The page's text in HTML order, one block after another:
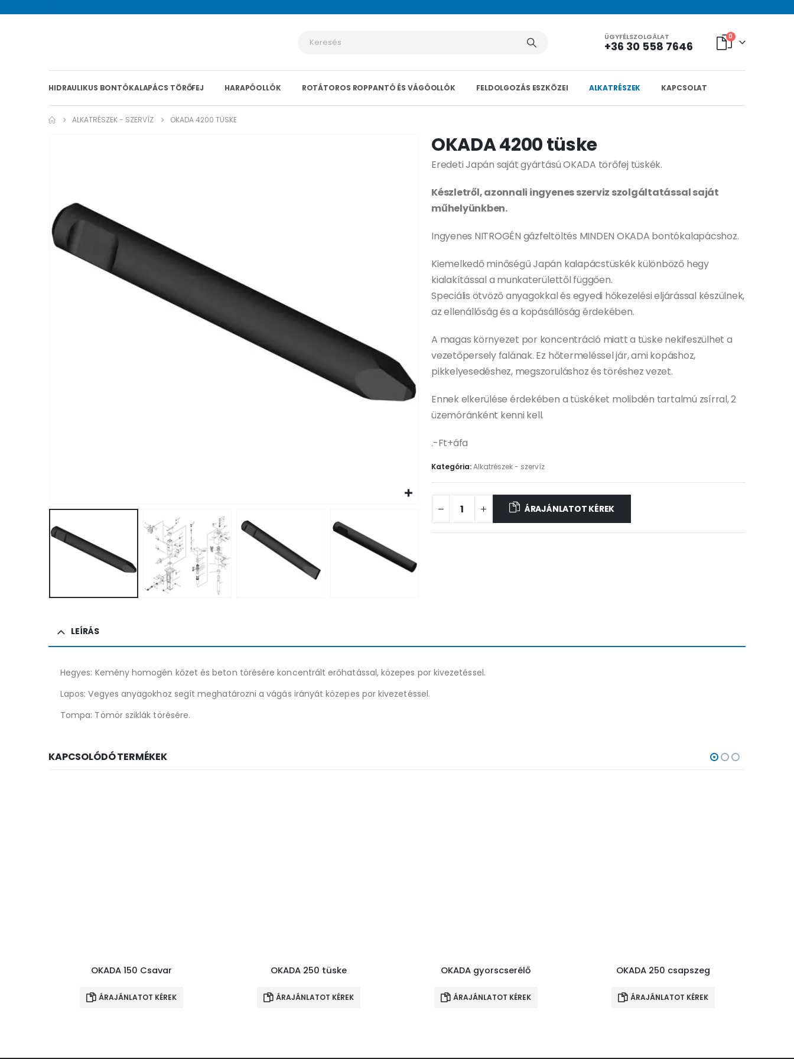
ÜGYFÉLSZOLGÁLAT
+36 30 558 7646
0
HIDRAULIKUS BONTÓKALAPÁCS TÖRŐFEJ HARAPÓOLLÓK ROTÁTOROS ROPPANTÓ ÉS VÁGÓOLLÓK FELDOLGOZÁS ESZKÖZEI ALKATRÉSZEK KAPCSOLAT
ALKATRÉSZEK - SZERVÍZ OKADA 4200 TÜSKE
OKADA 4200 tüske
Eredeti Japán saját gyártású OKADA törőfej tüskék.
Készletről, azonnali ingyenes szerviz szolgáltatással saját
műhelyünkben.
Ingyenes NITROGÉN gázfeltöltés MINDEN OKADA bontókalapácshoz.
Kiemelkedő minőségű Japán kalapácstüskék különböző hegy
kialakítással a munkaterülettől függően.
Speciális ötvöző anyagokkal és egyedi hőkezelési eljárással készülnek,
az ellenállóság és a kopásállóság érdekében.
A magas környezet por koncentráció miatt a tüske nekifeszülhet a
vezetőpersely falának. Ez hőtermeléssel jár, ami kopáshoz,
pikkelyesedéshez, megszoruláshoz és töréshez vezet.
Ennek elkerülése érdekében a tüskéket molibdén tartalmú zsírral, 2
üzemóránként kenni kell.
.-Ft+áfa
Kategória:Alkatrészek - szervíz
ÁRAJÁNLATOT KÉREK
LEÍRÁS
Hegyes: Kemény homogén kőzet és beton törésére koncentrált erőhatással, közepes por kivezetéssel.
Lapos: Vegyes anyagokhoz segít meghatározni a vágás irányát közepes por kivezetéssel.
Tompa: Tömör sziklák törésére.
KAPCSOLÓDÓ TERMÉKEK
OKADA 150 Csavar
ÁRAJÁNLATOT KÉREK
OKADA 250 tüske
ÁRAJÁNLATOT KÉREK
OKADA gyorscserélő
ÁRAJÁNLATOT KÉREK
OKADA 250 csapszeg
ÁRAJÁNLATOT KÉREK